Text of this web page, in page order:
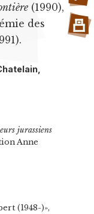
(1990),
des
jurassiens
Anne
(1948-)»,